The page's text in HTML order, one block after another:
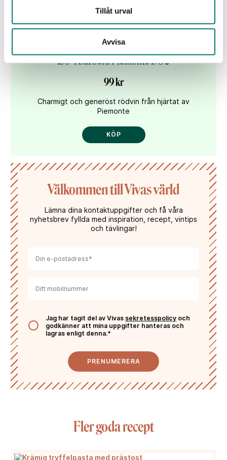
Tillåt urval
Avvisa
150+1 Barbera Piemonte DOC
99 kr
Charmigt och generöst rödvin från hjärtat av
Piemonte
KÖP
Välkommen till Vivas värld
Lämna dina kontaktuppgifter och få våra
nyhetsbrev fyllda med inspiration, recept, vintips
och tävlingar!
Jag har tagit del av Vivas sekretesspolicy och
godkänner att mina uppgifter hanteras och
lagras enligt denna.*
PRENUMERERA
Fler goda recept